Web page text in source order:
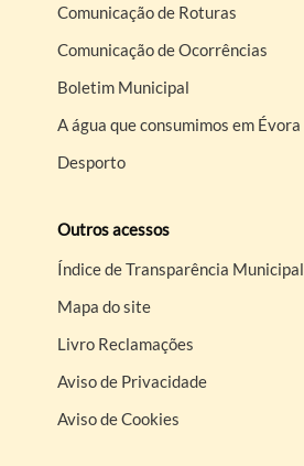
Comunicação de Roturas
Comunicação de Ocorrências
Boletim Municipal
A água que consumimos em Évora
Desporto
Outros acessos
Índice de Transparência Municipal
Mapa do site
Livro Reclamações
Aviso de Privacidade
Aviso de Cookies